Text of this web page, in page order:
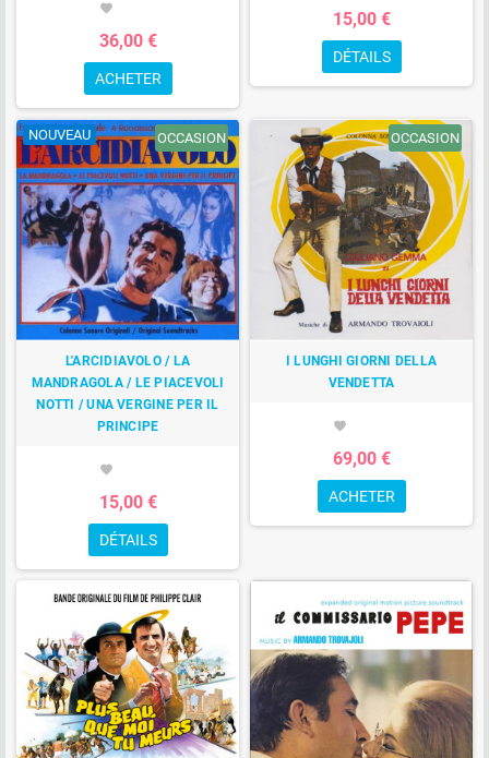
favorite
36,00 €
ACHETER
15,00 €
DÉTAILS
NOUVEAU OCCASION
L'ARCIDIAVOLO / LA
MANDRAGOLA / LE PIACEVOLI
NOTTI / UNA VERGINE PER IL
PRINCIPE
favorite
15,00 €
DÉTAILS
OCCASION
I LUNGHI GIORNI DELLA
VENDETTA
favorite
69,00 €
ACHETER